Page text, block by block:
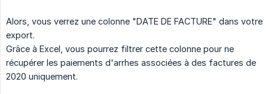
Alors, vous verrez une colonne "DATE DE FACTURE" dans votre
export.
Grâce à Excel, vous pourrez filtrer cette colonne pour ne
récupérer les paiements d'arrhes associées à des factures de
2020 uniquement.